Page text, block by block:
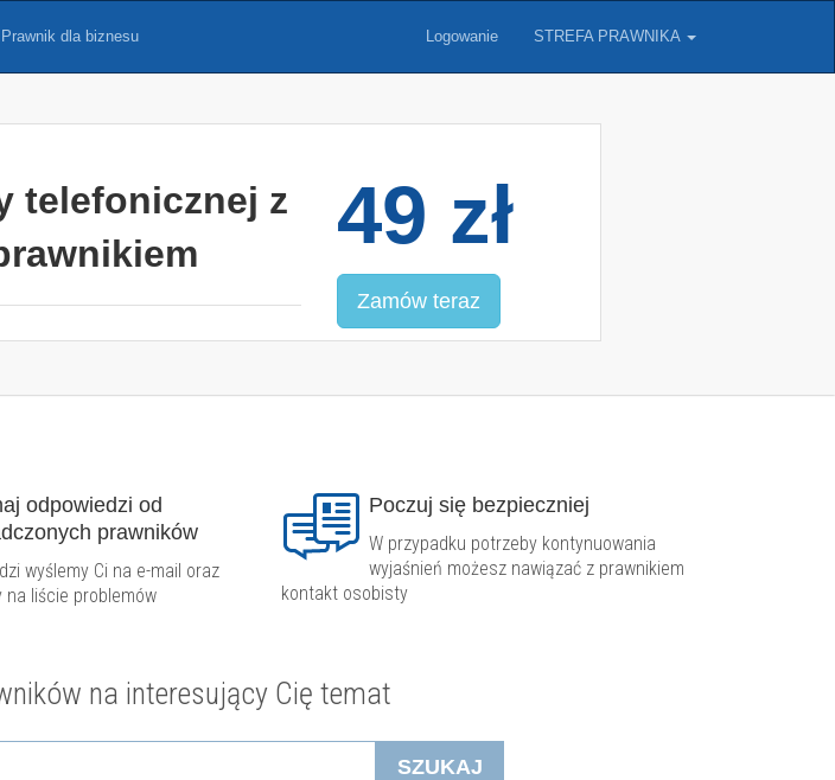
Prawnik dla biznesu Logowanie STREFA PRAWNIKA
telefonicznej z
49 zł
Zamów teraz
odpowiedzi od
prawników
wyślemy Ci na e-mail oraz
na liście problemów
Poczuj się bezpieczniej
W przypadku potrzeby kontynuowania
wyjaśnień możesz nawiązać z prawnikiem
kontakt osobisty
na interesujący Cię temat
SZUKAJ